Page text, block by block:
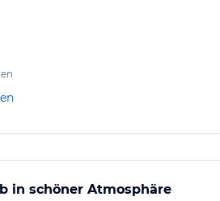
in schöner Atmosphäre